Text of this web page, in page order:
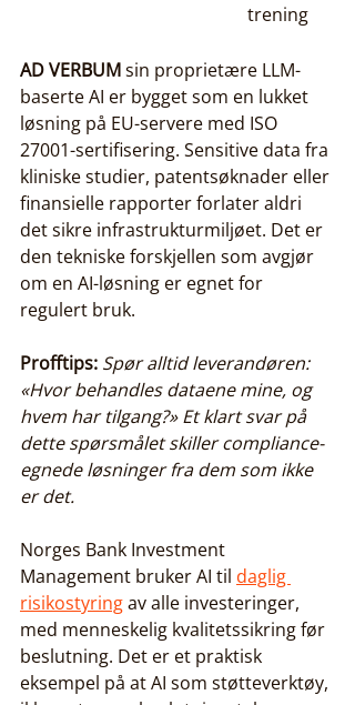
trening
AD VERBUM sin proprietære LLM-
baserte AI er bygget som en lukket
løsning på EU-servere med ISO
27001-sertifisering. Sensitive data fra
kliniske studier, patentsøknader eller
finansielle rapporter forlater aldri
det sikre infrastrukturmiljøet. Det er
den tekniske forskjellen som avgjør
om en AI-løsning er egnet for
regulert bruk.
Profftips: Spør alltid leverandøren:
«Hvor behandles dataene mine, og
hvem har tilgang?» Et klart svar på
dette spørsmålet skiller compliance-
egnede løsninger fra dem som ikke
er det.
Norges Bank Investment
Management bruker AI til daglig
risikostyring av alle investeringer,
med menneskelig kvalitetssikring før
beslutning. Det er et praktisk
eksempel på at AI som støtteverktøy,